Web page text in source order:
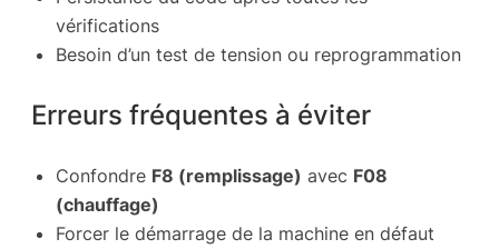
vérifications
Besoin d’un test de tension ou reprogrammation
Erreurs fréquentes à éviter
Confondre F8 (remplissage) avec F08
(chauffage)
Forcer le démarrage de la machine en défaut